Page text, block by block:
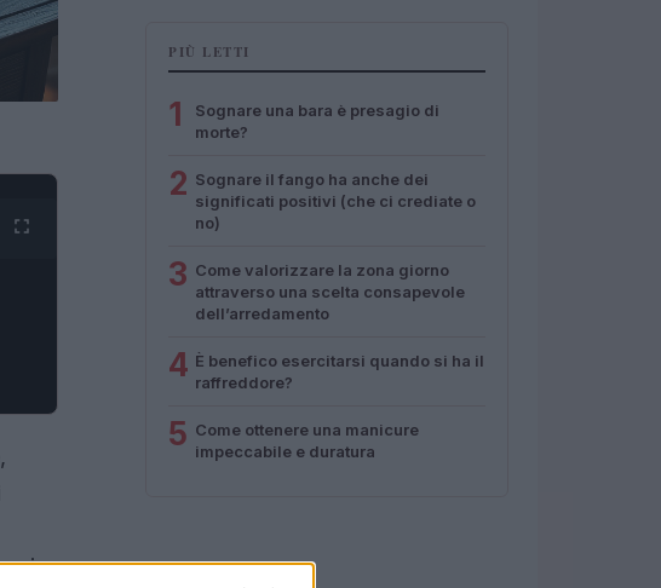
a
PIÙ LETTI
1
Sognare una bara è presagio di
morte?
2 Sognare il fango ha anche dei
significati positivi (che ci crediate o
no)
3 Come valorizzare la zona giorno
attraverso una scelta consapevole
dell’arredamento
4 È benefico esercitarsi quando si ha il
raffreddore?
5 Come ottenere una manicure
impeccabile e duratura